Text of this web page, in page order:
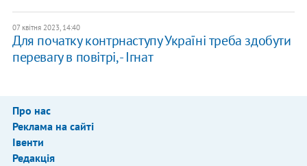
07 квітня 2023, 14:40
Для початку контрнаступу Україні треба здобути
перевагу в повітрі, - Ігнат
Про нас
Реклама на сайті
Івенти
Редакція